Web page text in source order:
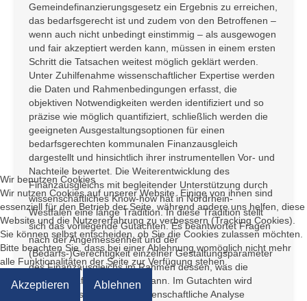
Gemeindefinanzierungsgesetz ein Ergebnis zu erreichen,
das bedarfsgerecht ist und zudem von den Betroffenen –
wenn auch nicht unbedingt einstimmig – als ausgewogen
und fair akzeptiert werden kann, müssen in einem ersten
Schritt die Tatsachen weitest möglich geklärt werden.
Unter Zuhilfenahme wissenschaftlicher Expertise werden
die Daten und Rahmenbedingungen erfasst, die
objektiven Notwendigkeiten werden identifiziert und so
präzise wie möglich quantifiziert, schließlich werden die
geeigneten Ausgestaltungsoptionen für einen
bedarfsgerechten kommunalen Finanzausgleich
dargestellt und hinsichtlich ihrer instrumentellen Vor- und
Nachteile bewertet. Die Weiterentwicklung des
Finanzausgleichs mit begleitender Unterstützung durch
wissenschaftliches Know-how hat in Nordrhein-
Westfalen eine lange Tradition. In diese Tradition stellt
sich das vorliegende Gutachten. Es beantwortet Fragen
nach der Angemessenheit und der
(Bedarfs-)Gerechtigkeit einzelner Gestaltungsparameter
des Finanzausgleichs im Rahmen dessen, was die
Wissenschaft beantworten kann. Im Gutachten wird
deutlich, dass die finanzwissenschaftliche Analyse
Wir benutzen Cookies
Wir nutzen Cookies auf unserer Website. Einige von ihnen sind
essenziell für den Betrieb der Seite, während andere uns helfen, diese
Website und die Nutzererfahrung zu verbessern (Tracking Cookies).
Sie können selbst entscheiden, ob Sie die Cookies zulassen möchten.
Bitte beachten Sie, dass bei einer Ablehnung womöglich nicht mehr
alle Funktionalitäten der Seite zur Verfügung stehen.
Akzeptieren Ablehnen